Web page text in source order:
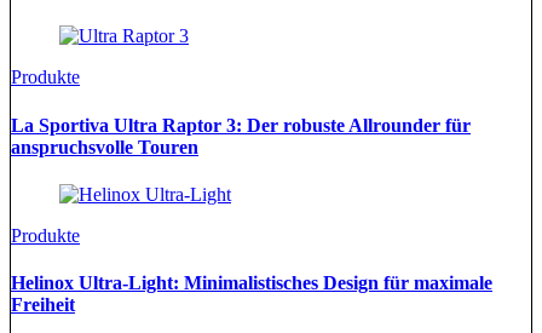
Produkte
La Sportiva Ultra Raptor 3: Der robuste Allrounder für
anspruchsvolle Touren
Produkte
Helinox Ultra-Light: Minimalistisches Design für maximale
Freiheit